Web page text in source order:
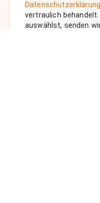
Datenschutzerklärung
vertraulich
auswählst, senden